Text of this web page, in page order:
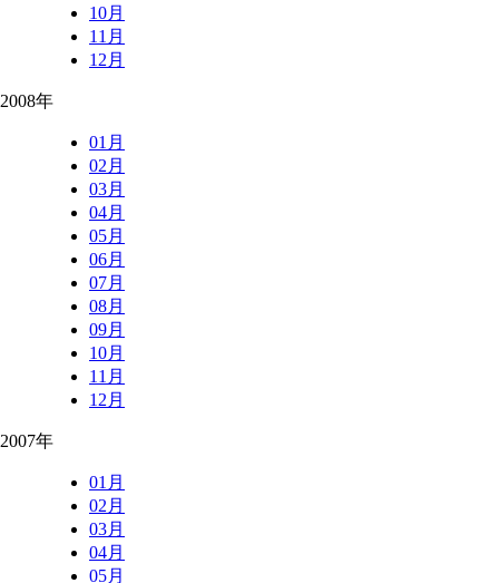
10月
11月
12月
2008年
01月
02月
03月
04月
05月
06月
07月
08月
09月
10月
11月
12月
2007年
01月
02月
03月
04月
05月